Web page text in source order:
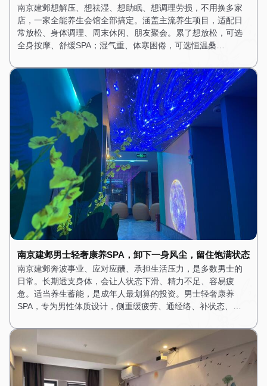
南京建邺想解压、想祛湿、想助眠、想调理劳损，不用换多家
店，一家全能养生会馆全部搞定。涵盖主流养生项目，适配日
常放松、身体调理、周末休闲、朋友聚会。累了想放松，可选
全身按摩、舒缓SPA；湿气重、体寒困倦，可选恒温桑…
南京建邺男士轻奢康养SPA，卸下一身风尘，留住饱满状态
南京建邺奔波事业、应对应酬、承担生活压力，是多数男士的
日常。长期透支身体，会让人状态下滑、精力不足、容易疲
惫。适当养生蓄能，是成年人最划算的投资。男士轻奢康养
SPA，专为男性体质设计，侧重缓疲劳、通经络、补状态、…